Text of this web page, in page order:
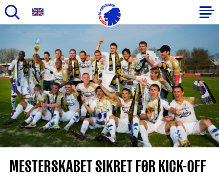
Gå
hovedindhold
navigation
MESTERSKABET SIKRET FØR KICK-OFF